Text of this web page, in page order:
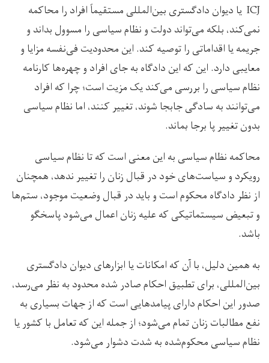
ICJ یا دیوان دادگستری بین‌المللی مستقیماً افراد را محاکمه
نمی‌کند، بلکه می‌تواند دولت و نظام سیاسی را مسوول بداند و
جریمه یا اقداماتی را توصیه کند. این محدودیت فی‌نفسه مزایا و
معایبی دارد. این که این دادگاه به جای افراد و چهره‌ها کارنامه
نظام سیاسی را بررسی می‌کند یک مزیت است؛ چرا که افراد
می‌توانند به سادگی جابجا شوند، تغییر کنند، اما نظام سیاسی
بدون تغییر پا برجا بماند.
محاکمه نظام سیاسی به این معنی است که تا نظام سیاسی
رویکرد و سیاست‌های خود در قبال زنان را تغییر ندهد، همچنان
از نظر دادگاه محکوم است و باید در قبال وضعیت موجود، ستم‌ها
و تبعیض سیستماتیکی که علیه زنان اعمال می‌شود پاسخگو
باشد.
به همین دلیل، با آن که امکانات یا ابزارهای دیوان دادگستری
بین‌المللی، برای تطبیق احکام صادر شده محدود به نظر می‌رسد،
صدور این احکام دارای پیامدهایی است که از جهات بسیاری به
نفع مطالبات زنان تمام می‌شود؛ از جمله این که تعامل با کشور یا
نظام سیاسی محکوم‌شده به شدت دشوار می‌شود.